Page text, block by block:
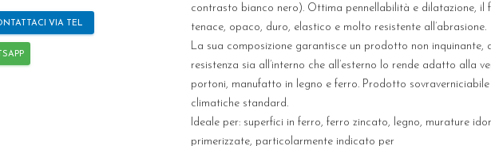
VIA TEL
contrasto bianco nero). Ottima pennellabilità e dilatazione, il
tenace, opaco, duro, elastico e molto resistente all’abrasione.
La sua composizione garantisce un prodotto non inquinante,
resistenza sia all’interno che all’esterno lo rende adatto alla
portoni, manufatto in legno e ferro. Prodotto
climatiche standard.
Ideale per: superfici in ferro, ferro zincato, legno, murature
primerizzate, particolarmente indicato per